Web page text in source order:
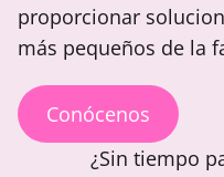
proporcionar
más pequeños de la
Conócenos
¿Sin tiempo